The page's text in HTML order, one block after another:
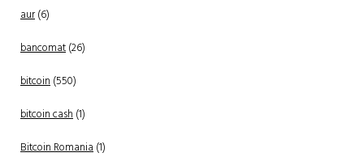
aur(6)
bancomat(26)
bitcoin(550)
bitcoin cash(1)
Bitcoin Romania(1)